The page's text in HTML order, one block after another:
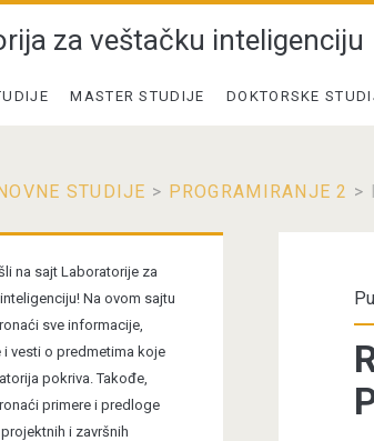
za veštačku inteligenciju
MASTER STUDIJE DOKTORSKE
STUDIJE > PROGRAMIRANJE 2 >
na sajt Laboratorije za
Na ovom sajtu
sve informacije,
i vesti o predmetima koje
pokriva. Takođe,
primere i predloge
i završnih